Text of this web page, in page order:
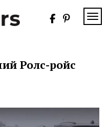
Ролс-ройс